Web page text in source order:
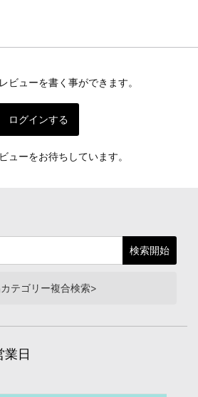
ビューを書く事ができます。
ログインする
ューをお待ちしています。
テゴリー複合検索>
日